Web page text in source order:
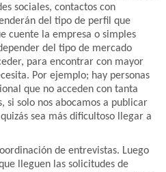
sociales, contactos con
del tipo de perfil que
cuente la empresa o simples
del tipo de mercado
para encontrar con mayor
Por ejemplo; hay personas
que no acceden con tanta
si solo nos abocamos a publicar
sea más dificultoso llegar a
de entrevistas. Luego
lleguen las solicitudes de